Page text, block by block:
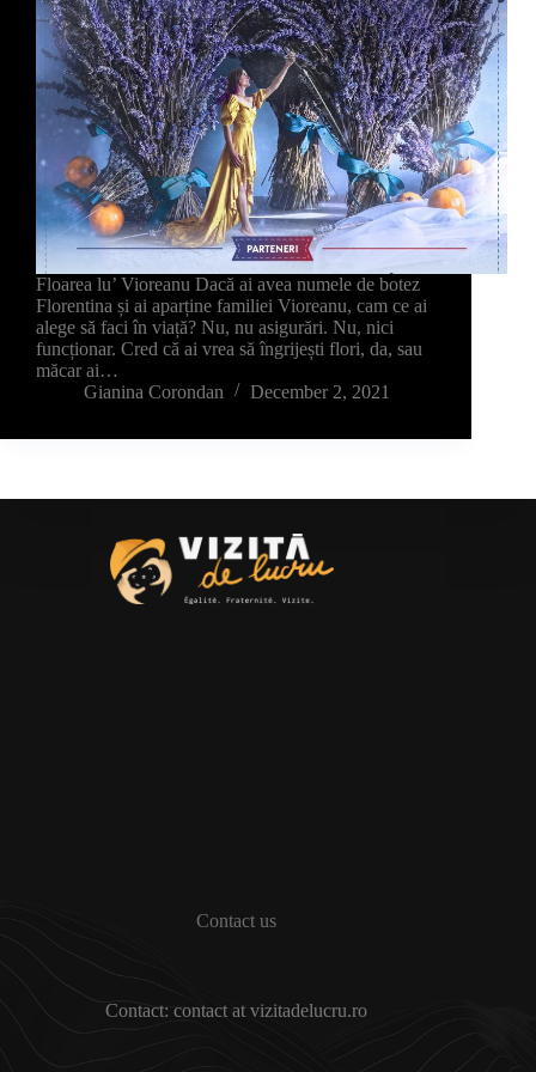
Floarea lu’ Vioreanu Dacă ai avea numele de botez
Florentina și ai aparține familiei Vioreanu, cam ce ai
alege să faci în viață? Nu, nu asigurări. Nu, nici
funcționar. Cred că ai vrea să îngrijești flori, da, sau
măcar ai…
Gianina Corondan
December 2, 2021
Contact us
Contact: contact at vizitadelucru.ro